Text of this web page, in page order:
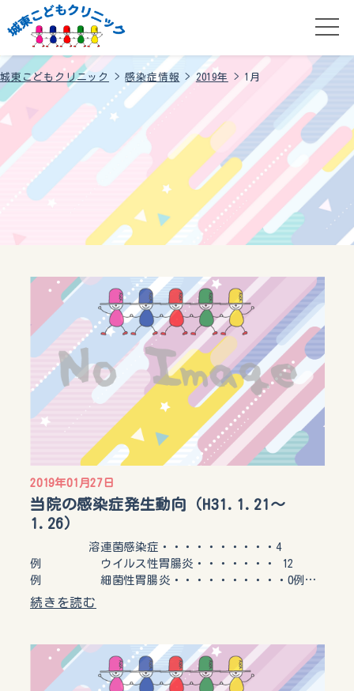
城東こどもクリニック >感染症情報 > 2019年 > 1月
2019年01月27日
当院の感染症発生動向（H31.1.21～
1.26）
溶連菌感染症・・・・・・・・・・4
例 ウイルス性胃腸炎・・・・・・・ 12
例 細菌性胃腸炎・・・・・・・・・・0例…
続きを読む